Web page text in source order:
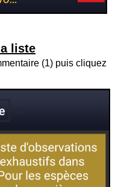
liste
(1) puis cliquez